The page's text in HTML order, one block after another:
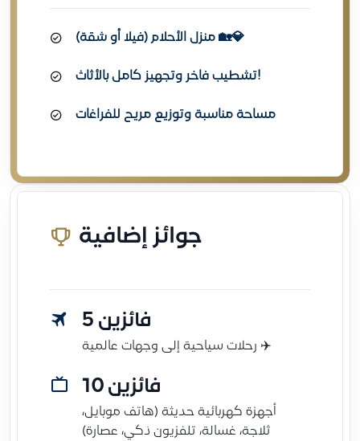
منزل الأحلام (فيلا أو شقة) 🏡💎
تشطيب فاخر وتجهيز كامل بالأثاث!
مساحة مناسبة وتوزيع مريح للفراغات
جوائز إضافية
5 فائزين
رحلات سياحية إلى وجهات عالمية ✈️
10 فائزين
أجهزة كهربائية حديثة (هاتف موبايل،
ثلاجة، غسالة، تلفزيون ذكي، عصارة)